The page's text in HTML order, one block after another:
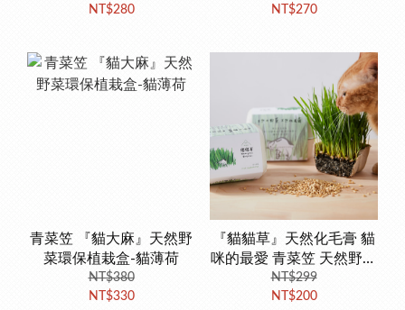
NT$280
NT$270
青菜笠 『貓大麻』天然野
菜環保植栽盒-貓薄荷
NT$380
NT$330
『貓貓草』天然化毛膏 貓
咪的最愛 青菜笠 天然野菜
環保植栽盒 種植一次就上
手
NT$299
NT$200